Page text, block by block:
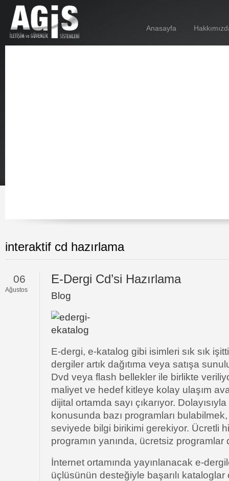
Anasayfa
interaktif cd hazırlama
06
Ağustos
E-Dergi Cd’si Hazırlama
Blog
E-dergi, e-katalog gibi isimleri sık sık
dergiler artık dağıtıma veya satışa
Dvd veya flash bellekler ile birlikte
maliyet ve hedef kitleye kolay ulaşım
dijital ortamda sayı çıkarıyor.
konusunda bazı programları
seviyede bilgi birikimi gerekiyor. Ücretli
programın yanında, ücretsiz programlar
İnternet ortamında yayınlanacak e-
üçlüsünün desteğiyle başarılı